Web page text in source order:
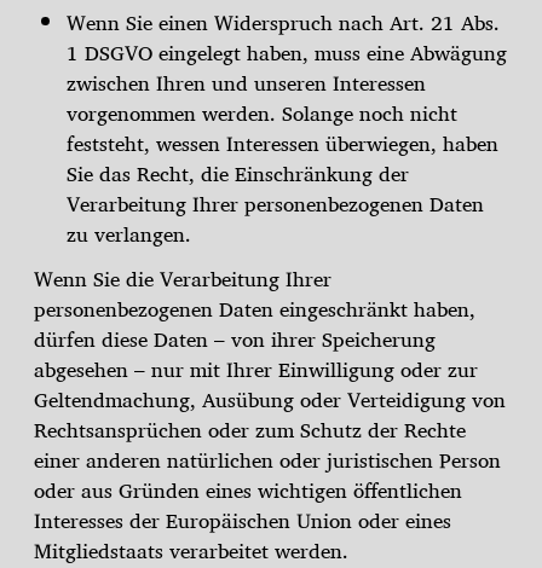
Wenn Sie einen Widerspruch nach Art. 21 Abs.
1 DSGVO eingelegt haben, muss eine Abwägung
zwischen Ihren und unseren Interessen
vorgenommen werden. Solange noch nicht
feststeht, wessen Interessen überwiegen, haben
Sie das Recht, die Einschränkung der
Verarbeitung Ihrer personenbezogenen Daten
zu verlangen.
Wenn Sie die Verarbeitung Ihrer
personenbezogenen Daten eingeschränkt haben,
dürfen diese Daten – von ihrer Speicherung
abgesehen – nur mit Ihrer Einwilligung oder zur
Geltendmachung, Ausübung oder Verteidigung von
Rechtsansprüchen oder zum Schutz der Rechte
einer anderen natürlichen oder juristischen Person
oder aus Gründen eines wichtigen öffentlichen
Interesses der Europäischen Union oder eines
Mitgliedstaats verarbeitet werden.